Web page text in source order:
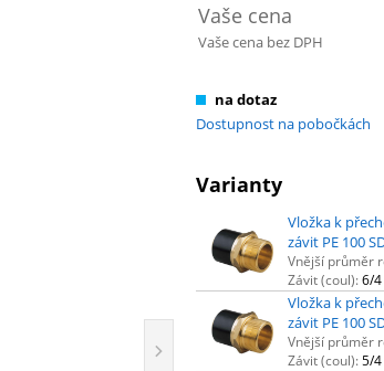
Vaše cena
Vaše cena bez DPH
na dotaz
Dostupnost na pobočkách
Varianty
Vložka k
závit PE 100
Vnější průměr
Závit (coul):6/4
Vložka k
závit PE 100
Vnější průměr
Závit (coul):5/4